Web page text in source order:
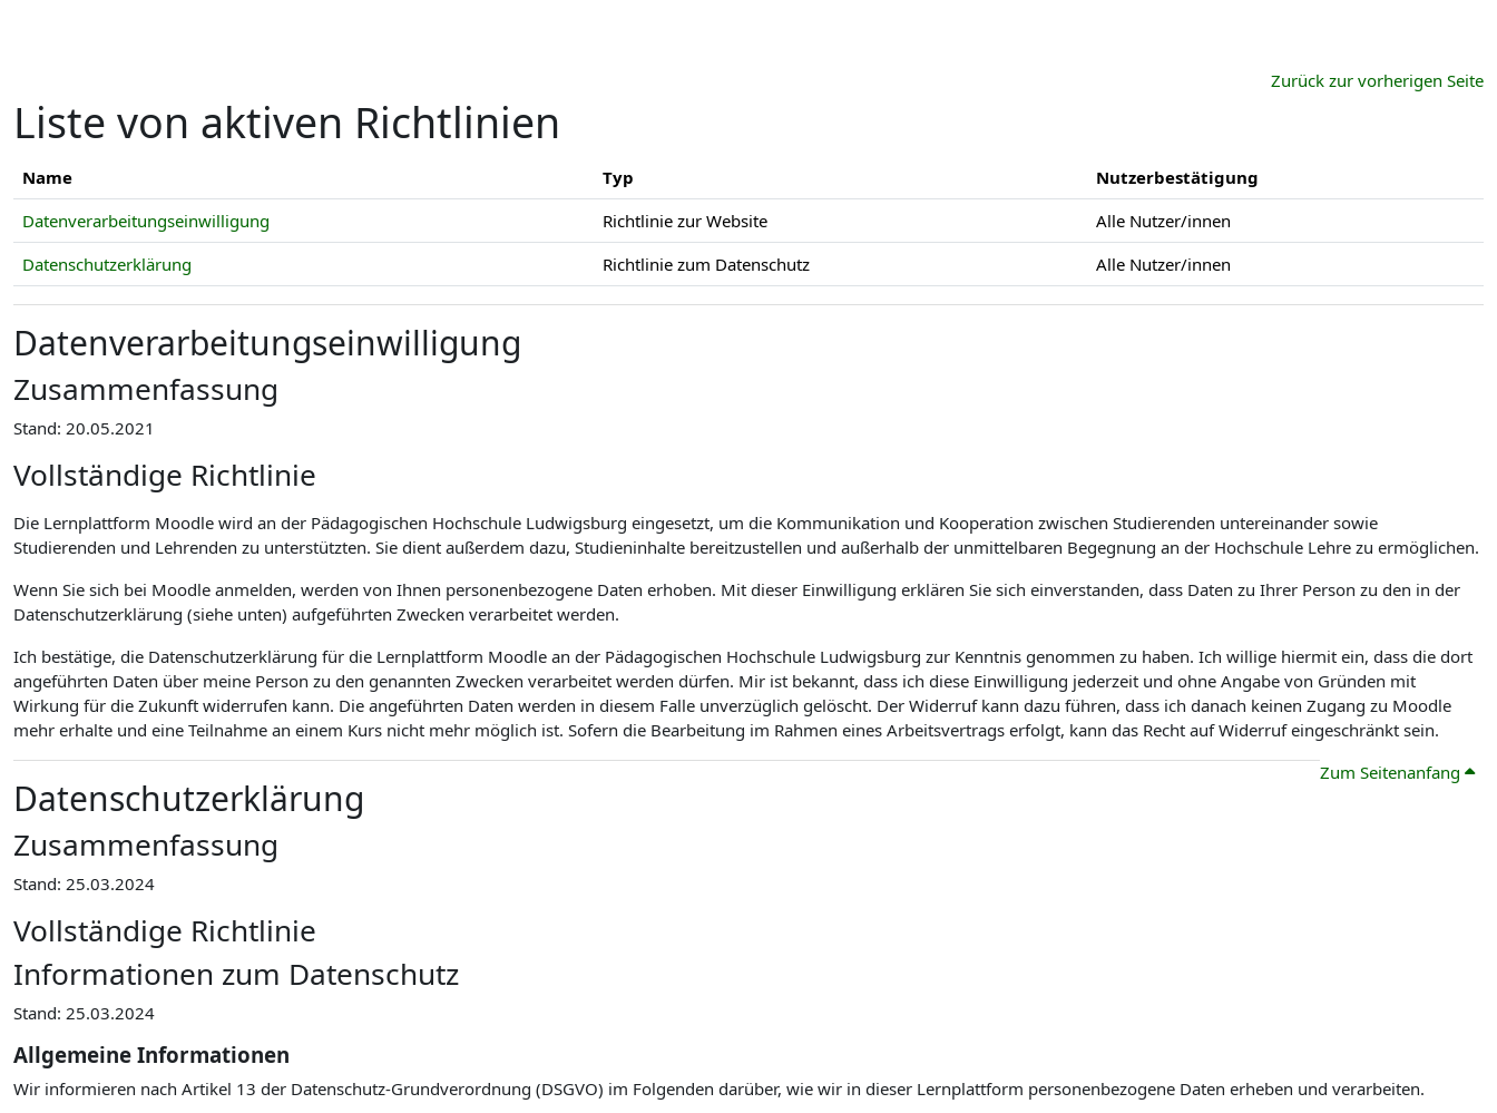
Zurück zur vorherigen Seite
Liste von aktiven Richtlinien
Name Typ
Nutzerbestätigung
Datenverarbeitungseinwilligung
Richtlinie zur Website
Alle Nutzer/innen
Datenschutzerklärung
Richtlinie zum Datenschutz Alle Nutzer/innen
Datenverarbeitungseinwilligung
Zusammenfassung
Stand: 20.05.2021
Vollständige Richtlinie
Die Lernplattform Moodle wird an der Pädagogischen Hochschule Ludwigsburg eingesetzt, um die Kommunikation und Kooperation zwischen Studierenden untereinander sowie
Studierenden und Lehrenden zu unterstützten. Sie dient außerdem dazu, Studieninhalte bereitzustellen und außerhalb der unmittelbaren Begegnung an der Hochschule Lehre zu ermöglichen.
Wenn Sie sich bei Moodle anmelden, werden von Ihnen personenbezogene Daten erhoben. Mit dieser Einwilligung erklären Sie sich einverstanden, dass Daten zu Ihrer Person zu den in der
Datenschutzerklärung (siehe unten) aufgeführten Zwecken verarbeitet werden.
Ich bestätige, die Datenschutzerklärung für die Lernplattform Moodle an der Pädagogischen Hochschule Ludwigsburg zur Kenntnis genommen zu haben. Ich willige hiermit ein, dass die dort
angeführten Daten über meine Person zu den genannten Zwecken verarbeitet werden dürfen. Mir ist bekannt, dass ich diese Einwilligung jederzeit und ohne Angabe von Gründen mit
Wirkung für die Zukunft widerrufen kann. Die angeführten Daten werden in diesem Falle unverzüglich gelöscht. Der Widerruf kann dazu führen, dass ich danach keinen Zugang zu Moodle
mehr erhalte und eine Teilnahme an einem Kurs nicht mehr möglich ist. Sofern die Bearbeitung im Rahmen eines Arbeitsvertrags erfolgt, kann das Recht auf Widerruf eingeschränkt sein.
Zum Seitenanfang
Datenschutzerklärung
Zusammenfassung
Stand: 25.03.2024
Vollständige Richtlinie
Informationen zum Datenschutz
Stand: 25.03.2024
Allgemeine Informationen
Wir informieren nach Artikel 13 der Datenschutz-Grundverordnung (DSGVO) im Folgenden darüber, wie wir in dieser Lernplattform personenbezogene Daten erheben und verarbeiten.